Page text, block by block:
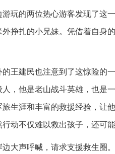
玩的两位热心游客发现了这
挣扎的小兄妹。凭借着自身
王建民也注意到了这惊险的
，他是老山战斗英雄，也是
生涯和丰富的救援经验，让
动不仅难以救出孩子，还可能
大声呼喊，请求支援救生圈